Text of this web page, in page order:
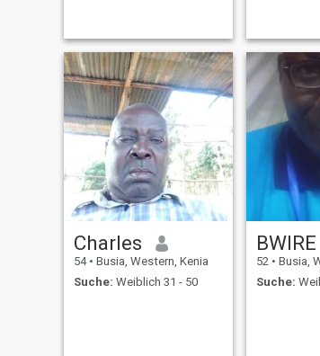
Charles
54 • Busia, Western, Kenia
Suche: Weiblich 31 - 50
BWIRE
52 • Busia,
Suche: